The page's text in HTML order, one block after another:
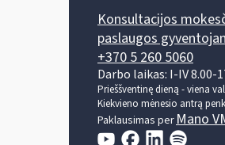
Konsultacijos
paslaugos
+370 5 260 5060
Darbo laikas: I-IV 8.00-
Prieššventinę dieną - viena
Kiekvieno mėnesio antrą
Paklausimas per Mano